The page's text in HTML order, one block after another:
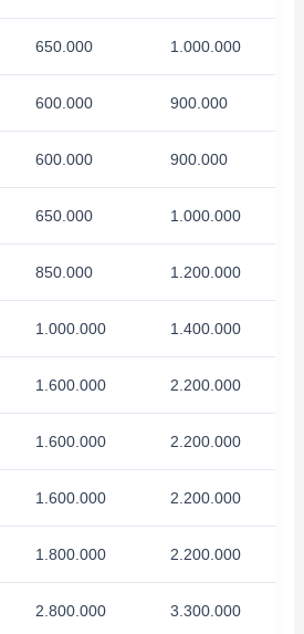
650.000 1.000.000
600.000 900.000
600.000 900.000
650.000 1.000.000
850.000 1.200.000
1.000.000 1.400.000
1.600.000 2.200.000
1.600.000 2.200.000
1.600.000 2.200.000
1.800.000 2.200.000
2.800.000 3.300.000